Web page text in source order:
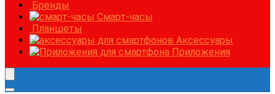
Бренды
Смарт-часы
Планшеты
Аксессуары
Приложения